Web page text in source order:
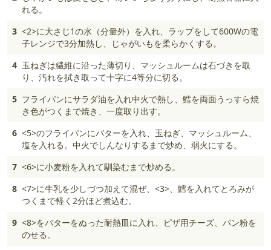
れる。
3 <2>に大さじ1の水（分量外）を入れ、ラップをして600Wの電
子レンジで3分加熱し、じゃがいもを柔らかくする。
4 玉ねぎは繊維に沿った薄切り、マッシュルームは石づきを取
り、汚れを拭き取って十字に4等分に切る。
5 フライパンにサラダ油を入れ中火で熱し、鱈を両面うっすら焼
き色がつくまで焼き、一度取り出す。
6 <5>のフライパンにバターを入れ、玉ねぎ、マッシュルーム、
塩を入れる。中火でしんなりするまで炒め、弱火にする。
7 <6>に小麦粉を入れて馴染むまで炒める。
8 <7>に牛乳を少しづつ加えて混ぜ、<3>、鱈を入れてとろみが
つくまで軽く2分ほど煮込む。
9 <8>をバターをぬった耐熱皿に入れ、ピザ用チーズ、パン粉を
のせる。